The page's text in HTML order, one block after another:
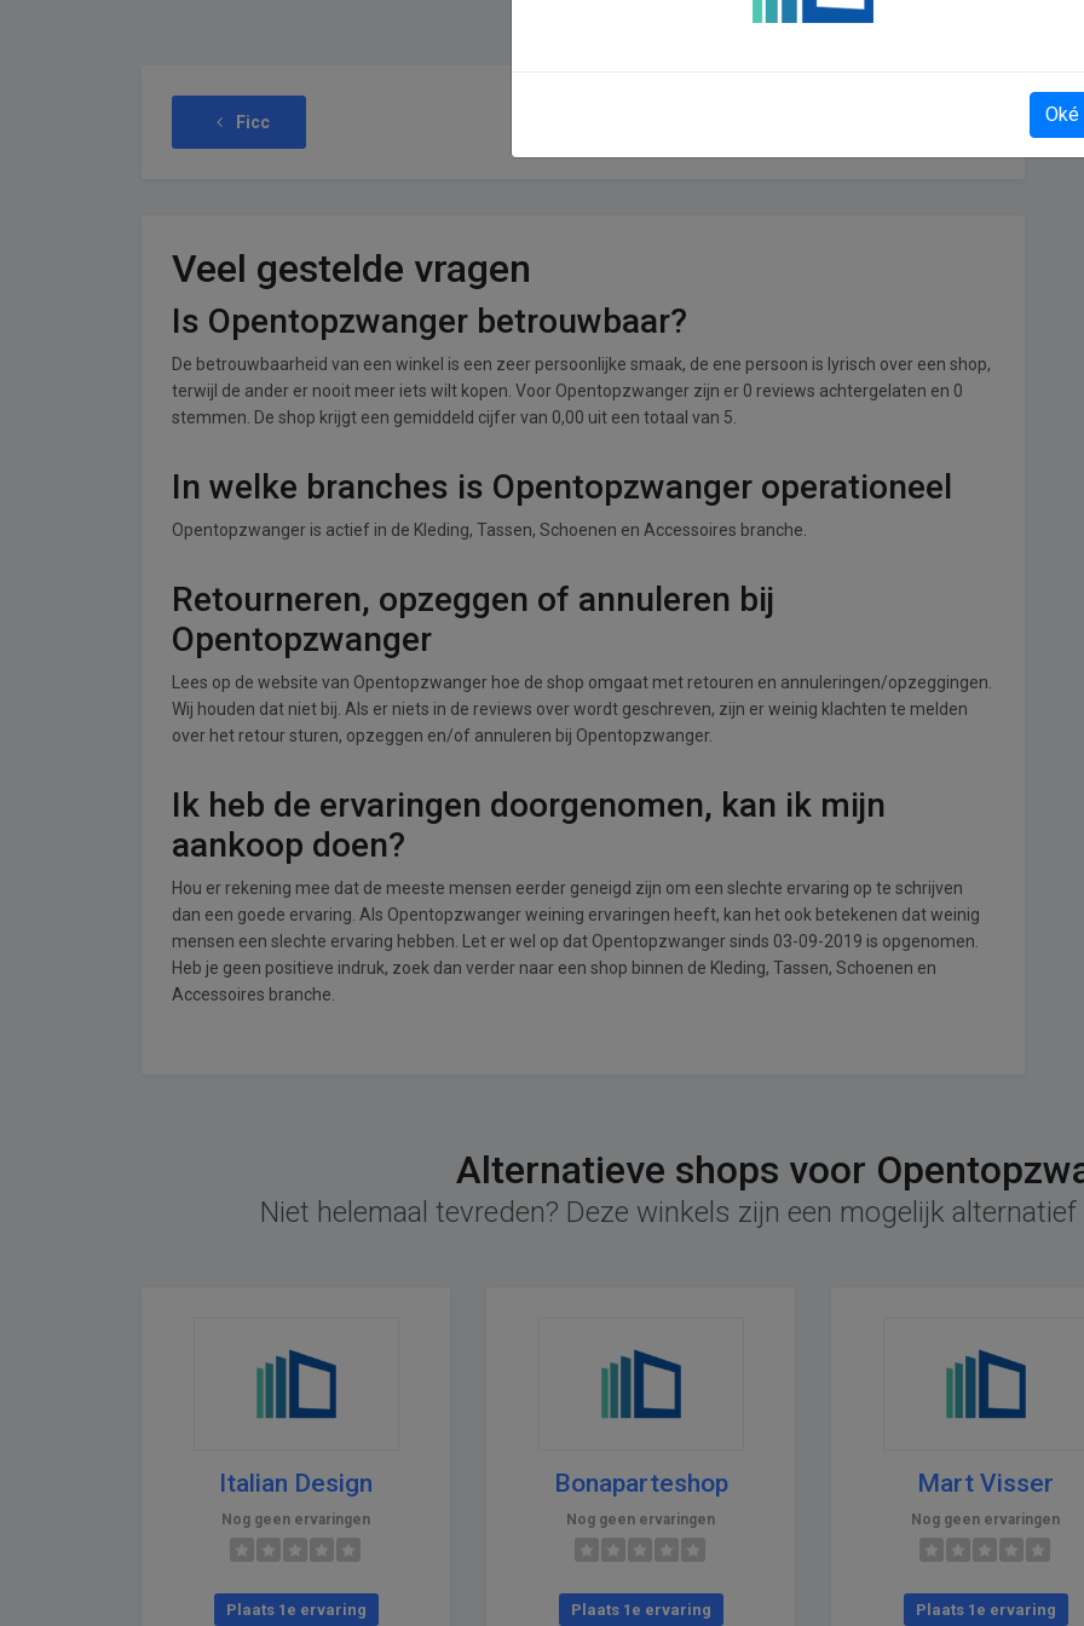
Ficc
Veel gestelde vragen
Is Opentopzwanger betrouwbaar?
De betrouwbaarheid van een winkel is een zeer persoonlijke smaak, de ene persoon is lyrisch over een shop,
terwijl de ander er nooit meer iets wilt kopen. Voor Opentopzwanger zijn er 0 reviews achtergelaten en 0
stemmen. De shop krijgt een gemiddeld cijfer van 0,00 uit een totaal van 5.
In welke branches is Opentopzwanger operationeel
Opentopzwanger is actief in de Kleding, Tassen, Schoenen en Accessoires branche.
Retourneren, opzeggen of annuleren bij
Opentopzwanger
Lees op de website van Opentopzwanger hoe de shop omgaat met retouren en annuleringen/opzeggingen.
Wij houden dat niet bij. Als er niets in de reviews over wordt geschreven, zijn er weinig klachten te melden
over het retour sturen, opzeggen en/of annuleren bij Opentopzwanger.
Ik heb de ervaringen doorgenomen, kan ik mijn
aankoop doen?
Hou er rekening mee dat de meeste mensen eerder geneigd zijn om een slechte ervaring op te schrijven
dan een goede ervaring. Als Opentopzwanger weining ervaringen heeft, kan het ook betekenen dat weinig
mensen een slechte ervaring hebben. Let er wel op dat Opentopzwanger sinds 03-09-2019 is opgenomen.
Heb je geen positieve indruk, zoek dan verder naar een shop binnen de Kleding, Tassen, Schoenen en
Accessoires branche.
Alternatieve shops voor
Niet helemaal tevreden? Deze winkels zijn een mogelijk
Italian Design
Nog geen ervaringen
Plaats 1e ervaring
Bonaparteshop
Nog geen ervaringen
Plaats 1e ervaring
Mart Visser
Nog geen ervaringen
Plaats 1e ervaring
Oké